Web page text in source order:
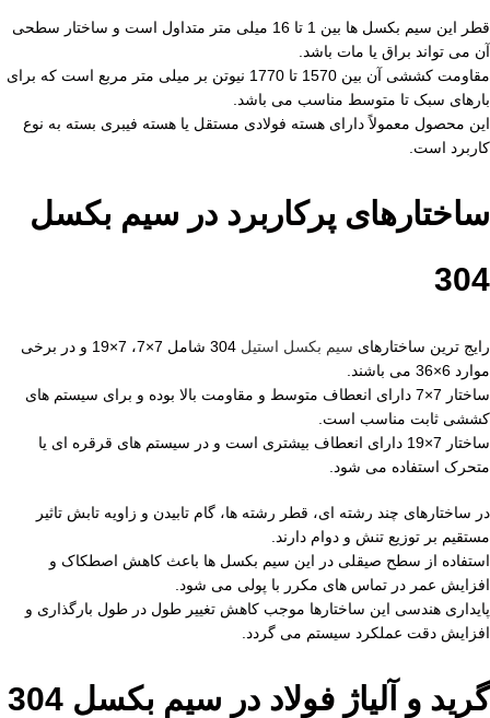
قطر این سیم بکسل ها بین 1 تا 16 میلی متر متداول است و ساختار سطحی
آن می تواند براق یا مات باشد.
مقاومت کششی آن بین 1570 تا 1770 نیوتن بر میلی متر مربع است که برای
بارهای سبک تا متوسط مناسب می باشد.
این محصول معمولاً دارای هسته فولادی مستقل یا هسته فیبری بسته به نوع
کاربرد است.
ساختارهای پرکاربرد در سیم بکسل
304
رایج ترین ساختارهای سیم بکسل استیل
304 شامل 7×7، 7×19 و در برخی
موارد 6×36 می باشند.
ساختار 7×7 دارای انعطاف متوسط و مقاومت بالا بوده و برای سیستم های
کششی ثابت مناسب است.
ساختار 7×19 دارای انعطاف بیشتری است و در سیستم های قرقره ای یا
متحرک استفاده می شود.
در ساختارهای چند رشته ای، قطر رشته ها، گام تابیدن و زاویه تابش تاثیر
مستقیم بر توزیع تنش و دوام دارند.
استفاده از سطح صیقلی در این سیم بکسل ها باعث کاهش اصطکاک و
افزایش عمر در تماس های مکرر با پولی می شود.
پایداری هندسی این ساختارها موجب کاهش تغییر طول در طول بارگذاری و
افزایش دقت عملکرد سیستم می گردد.
گرید و آلیاژ فولاد در سیم بکسل 304